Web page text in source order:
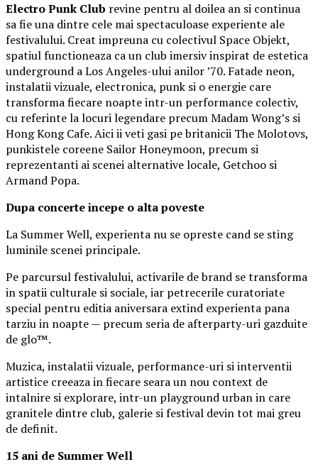
Electro Punk Club revine pentru al doilea an si continua
sa fie una dintre cele mai spectaculoase experiente ale
festivalului. Creat impreuna cu colectivul Space Objekt,
spatiul functioneaza ca un club imersiv inspirat de estetica
underground a Los Angeles-ului anilor ’70. Fatade neon,
instalatii vizuale, electronica, punk si o energie care
transforma fiecare noapte intr-un performance colectiv,
cu referinte la locuri legendare precum Madam Wong’s si
Hong Kong Cafe. Aici ii veti gasi pe britanicii The Molotovs,
punkistele coreene Sailor Honeymoon, precum si
reprezentanti ai scenei alternative locale, Getchoo si
Armand Popa.
Dupa concerte incepe o alta poveste
La Summer Well, experienta nu se opreste cand se sting
luminile scenei principale.
Pe parcursul festivalului, activarile de brand se transforma
in spatii culturale si sociale, iar petrecerile curatoriate
special pentru editia aniversara extind experienta pana
tarziu in noapte — precum seria de afterparty-uri gazduite
de glo™.
Muzica, instalatii vizuale, performance-uri si interventii
artistice creeaza in fiecare seara un nou context de
intalnire si explorare, intr-un playground urban in care
granitele dintre club, galerie si festival devin tot mai greu
de definit.
15 ani de Summer Well